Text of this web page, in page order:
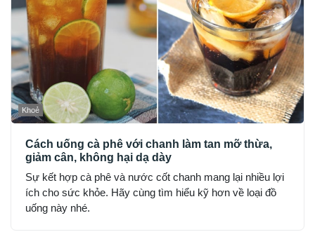
Khoẻ
Cách uống cà phê với chanh làm tan mỡ thừa,
giảm cân, không hại dạ dày
Sự kết hợp cà phê và nước cốt chanh mang lại nhiều lợi
ích cho sức khỏe. Hãy cùng tìm hiểu kỹ hơn về loại đồ
uống này nhé.